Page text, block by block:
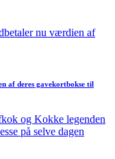
af deres gavekortbokse til